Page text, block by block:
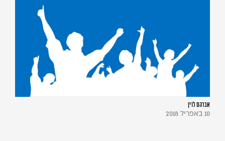
אברהם לוין
10 באפריל 2018